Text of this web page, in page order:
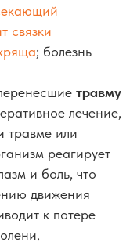
связки
; болезнь
травму
лечение,
травме или
реагирует
и боль, что
движения
к потере